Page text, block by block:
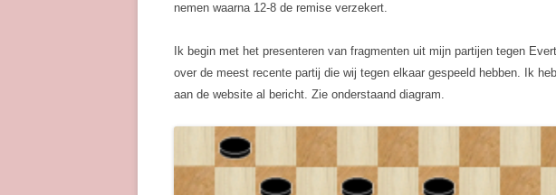
nemen waarna 12-8 de remise verzekert.
Ik begin met het presenteren van fragmenten uit mijn partijen tegen
over de meest recente partij die wij tegen elkaar gespeeld hebben. Ik
aan de website al bericht. Zie onderstaand diagram.